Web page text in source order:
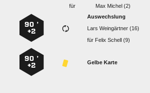
für
  
Auswechslung
  
für   
90 ’
+2
Gelbe Karte
90 ’
+2